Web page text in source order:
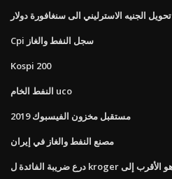
تحويل الجنيه الاسترليني الى سنغافورة دولار
Cpi سجل النفط والغاز
Kospi 200
النفط الخام uco
مستقبل مخزون الفيسبوك 2019
مصنع النفط والغاز في إيران